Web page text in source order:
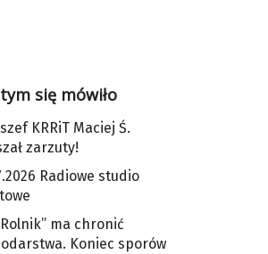
się mówiło
szef KRRiT Maciej Ś.
zarzuty!
Radiowe studio
Rolnik” ma chronić
Koniec sporów